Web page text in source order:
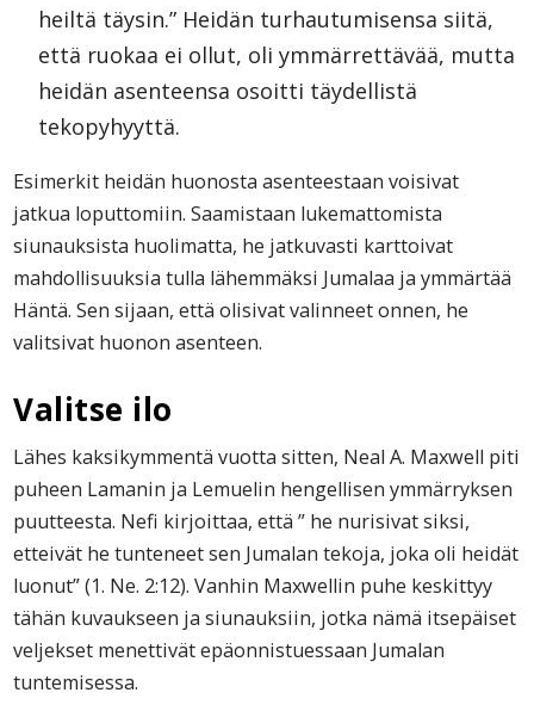
heiltä täysin.” Heidän turhautumisensa siitä,
että ruokaa ei ollut, oli ymmärrettävää, mutta
heidän asenteensa osoitti täydellistä
tekopyhyyttä.
Esimerkit heidän huonosta asenteestaan voisivat
jatkua loputtomiin. Saamistaan lukemattomista
siunauksista huolimatta, he jatkuvasti karttoivat
mahdollisuuksia tulla lähemmäksi Jumalaa ja ymmärtää
Häntä. Sen sijaan, että olisivat valinneet onnen, he
valitsivat huonon asenteen.
Valitse ilo
Lähes kaksikymmentä vuotta sitten, Neal A. Maxwell piti
puheen Lamanin ja Lemuelin hengellisen ymmärryksen
puutteesta. Nefi kirjoittaa, että ” he nurisivat siksi,
etteivät he tunteneet sen Jumalan tekoja, joka oli heidät
luonut” (1. Ne. 2:12). Vanhin Maxwellin puhe keskittyy
tähän kuvaukseen ja siunauksiin, jotka nämä itsepäiset
veljekset menettivät epäonnistuessaan Jumalan
tuntemisessa.